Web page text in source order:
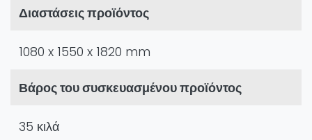
Διαστάσεις προϊόντος
1080 x 1550 x 1820 mm
Βάρος του συσκευασμένου προϊόντος
35 κιλά